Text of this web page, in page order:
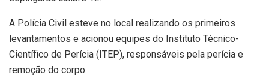
A Polícia Civil esteve no local realizando os primeiros
levantamentos e acionou equipes do Instituto Técnico-
Científico de Perícia (ITEP), responsáveis pela perícia e
remoção do corpo.